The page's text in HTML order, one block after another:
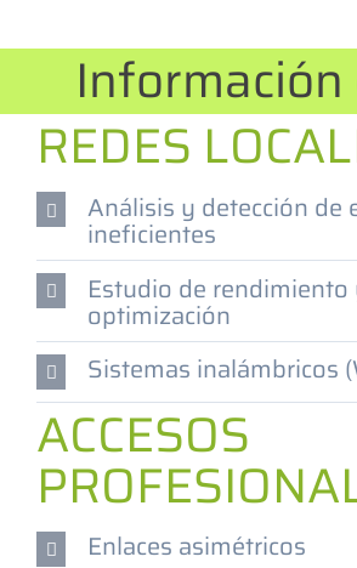
REDES
Análisis y detección de
ineficientes
Estudio de rendimiento
optimización
Sistemas inalámbricos
ACCESOS
Enlaces asimétricos